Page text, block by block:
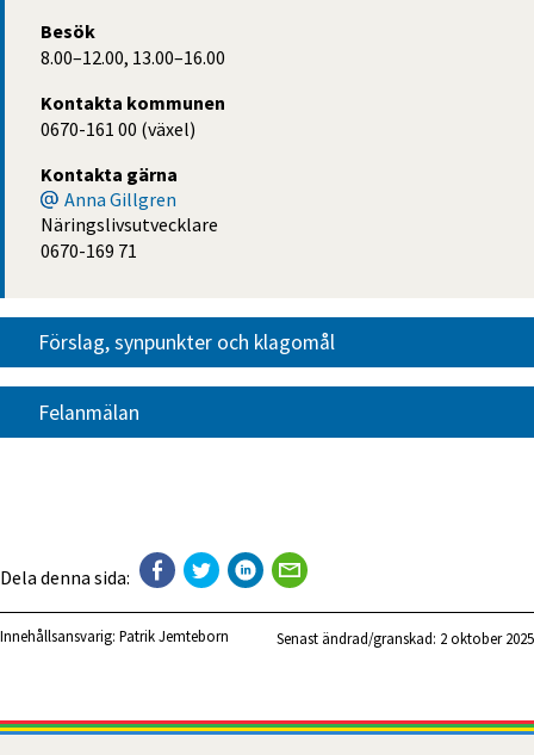
Besök
8.00–12.00, 13.00–16.00
Kontakta kommunen
0670-161 00 (växel)
Kontakta gärna
Anna Gillgren
Näringslivsutvecklare
0670-169 71
Förslag, synpunkter och klagomål
Felanmälan
Dela denna sida:
Innehållsansvarig: Patrik Jemteborn Senast ändrad/granskad: 2 oktober 2025